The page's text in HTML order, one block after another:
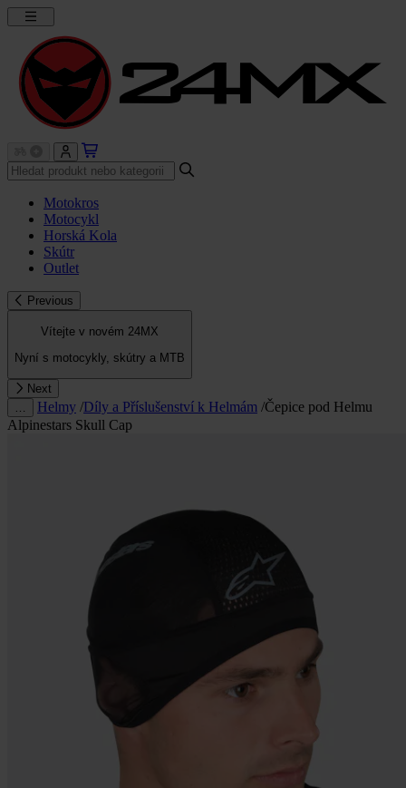
Motokros
Motocykl
Horská Kola
Skútr
Outlet
Previous
Vítejte v novém 24MX
Nyní s motocykly, skútry a MTB
Next
Helmy /Díly a Příslušenství k Helmám /Čepice pod Helmu
Alpinestars Skull Cap